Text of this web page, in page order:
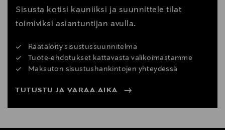
Sisusta kotisi kauniiksi ja suunnittele tilat
toimiviksi asiantuntijan avulla.
Räätälöity sisustussuunnitelma
Tuote-ehdotukset kattavasta valikoimastamme
Maksuton sisustushankintojen yhteydessä
TUTUSTU JA VARAA AIKA